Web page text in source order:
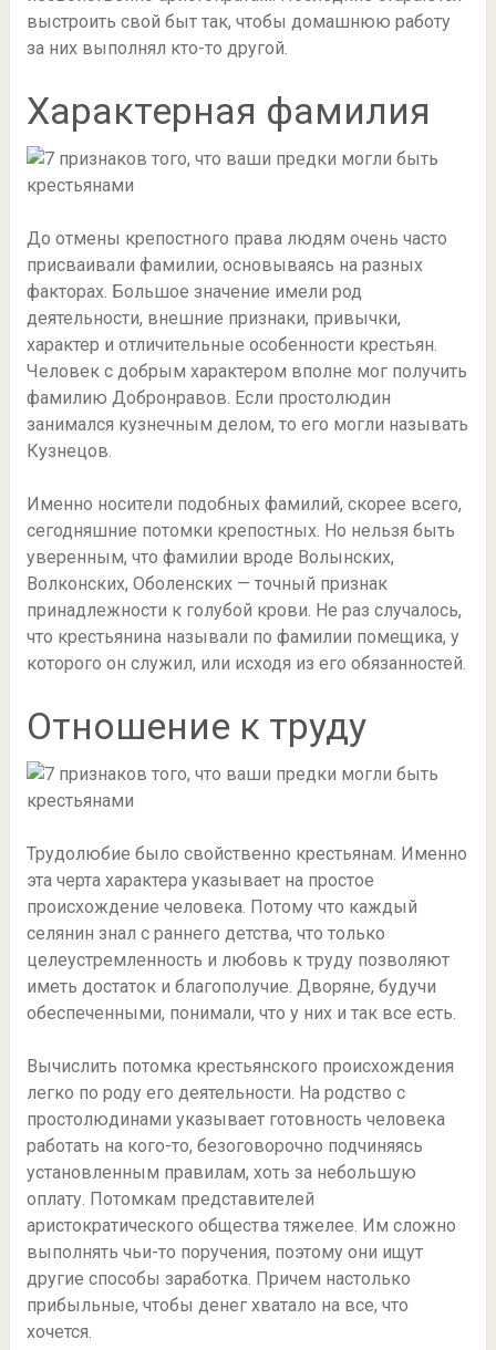
выстроить свой быт так, чтобы домашнюю работу
за них выполнял кто-то другой.
Характерная фамилия
До отмены крепостного права людям очень часто
присваивали фамилии, основываясь на разных
факторах. Большое значение имели род
деятельности, внешние признаки, привычки,
характер и отличительные особенности крестьян.
Человек с добрым характером вполне мог получить
фамилию Добронравов. Если простолюдин
занимался кузнечным делом, то его могли называть
Кузнецов.
Именно носители подобных фамилий, скорее всего,
сегодняшние потомки крепостных. Но нельзя быть
уверенным, что фамилии вроде Волынских,
Волконских, Оболенских — точный признак
принадлежности к голубой крови. Не раз случалось,
что крестьянина называли по фамилии помещика, у
которого он служил, или исходя из его обязанностей.
Отношение к труду
Трудолюбие было свойственно крестьянам. Именно
эта черта характера указывает на простое
происхождение человека. Потому что каждый
селянин знал с раннего детства, что только
целеустремленность и любовь к труду позволяют
иметь достаток и благополучие. Дворяне, будучи
обеспеченными, понимали, что у них и так все есть.
Вычислить потомка крестьянского происхождения
легко по роду его деятельности. На родство с
простолюдинами указывает готовность человека
работать на кого-то, безоговорочно подчиняясь
установленным правилам, хоть за небольшую
оплату. Потомкам представителей
аристократического общества тяжелее. Им сложно
выполнять чьи-то поручения, поэтому они ищут
другие способы заработка. Причем настолько
прибыльные, чтобы денег хватало на все, что
хочется.